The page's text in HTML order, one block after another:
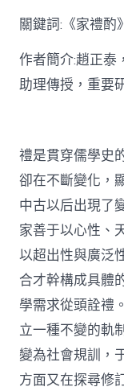
關鍵詞:《家禮酌
作者簡介:趙正泰
助理傳授，重要
禮是貫穿儒學史
卻在不斷變化，
中古以后出現了
家善于以心性、
以超出性與廣泛
合才幹構成具體
學需求從頭詮禮
立一種不變的軌
變為社會規訓，
方面又在探尋修